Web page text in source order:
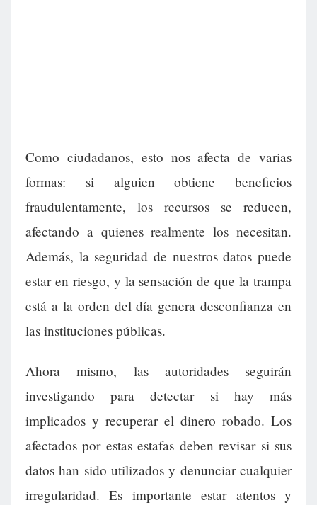
Como ciudadanos, esto nos afecta de varias
formas: si alguien obtiene beneficios
fraudulentamente, los recursos se reducen,
afectando a quienes realmente los necesitan.
Además, la seguridad de nuestros datos puede
estar en riesgo, y la sensación de que la trampa
está a la orden del día genera desconfianza en
las instituciones públicas.
Ahora mismo, las autoridades seguirán
investigando para detectar si hay más
implicados y recuperar el dinero robado. Los
afectados por estas estafas deben revisar si sus
datos han sido utilizados y denunciar cualquier
irregularidad. Es importante estar atentos y